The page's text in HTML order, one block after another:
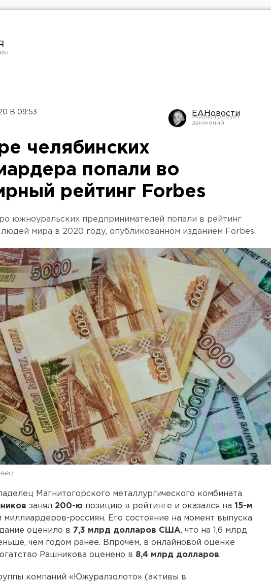
В 09:53 ЕАНовости
челябинских
попали во
рейтинг Forbes
южноуральских предпринимателей попали в рейтинг
мира в 2020 году, опубликованном изданием Forbes.
Магнитогорского металлургического комбината
занял 200-ю позицию в рейтинге и оказался на 15-м
миллиардеров-россиян. Его состояние на момент выпуска
оценило в 7,3 млрд долларов США, что на 1,6 млрд
чем годом ранее. Впрочем, в онлайновой оценке
Рашникова оценено в 8,4 млрд долларов.
компаний «Южуралзолото» (активы в